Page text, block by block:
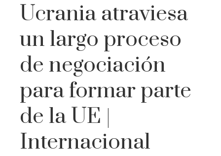
Ucrania atraviesa
un largo proceso
de negociación
para formar parte
de la UE |
Internacional